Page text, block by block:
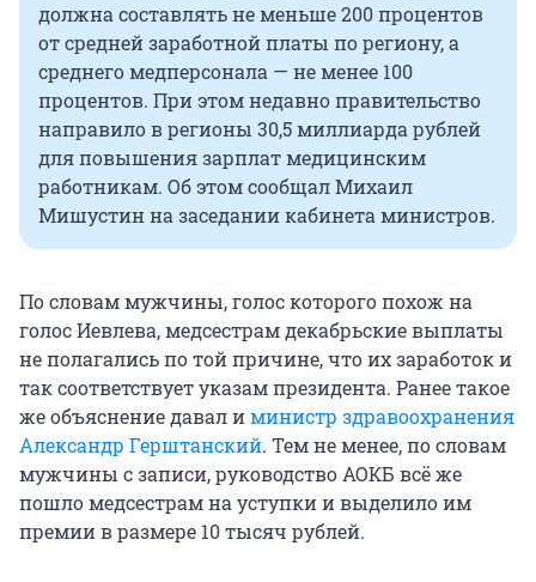
должна составлять не меньше 200 процентов
от средней заработной платы по региону, а
среднего медперсонала — не менее 100
процентов. При этом недавно правительство
направило в регионы 30,5 миллиарда рублей
для повышения зарплат медицинским
работникам. Об этом сообщал Михаил
Мишустин на заседании кабинета министров.
По словам мужчины, голос которого похож на
голос Иевлева, медсестрам декабрьские выплаты
не полагались по той причине, что их заработок и
так соответствует указам президента. Ранее такое
же объяснение давал иминистр здравоохранения
Александр Герштанский. Тем не менее, по словам
мужчины с записи, руководство АОКБ всё же
пошло медсестрам на уступки и выделило им
премии в размере 10 тысяч рублей.